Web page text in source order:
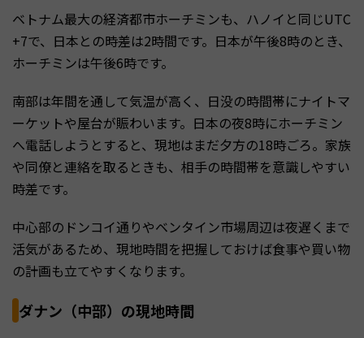
ベトナム最大の経済都市ホーチミンも、ハノイと同じUTC
+7で、日本との時差は2時間です。日本が午後8時のとき、
ホーチミンは午後6時です。
南部は年間を通して気温が高く、日没の時間帯にナイトマ
ーケットや屋台が賑わいます。日本の夜8時にホーチミン
へ電話しようとすると、現地はまだ夕方の18時ごろ。家族
や同僚と連絡を取るときも、相手の時間帯を意識しやすい
時差です。
中心部のドンコイ通りやベンタイン市場周辺は夜遅くまで
活気があるため、現地時間を把握しておけば食事や買い物
の計画も立てやすくなります。
ダナン（中部）の現地時間